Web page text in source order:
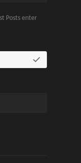
Posts enter